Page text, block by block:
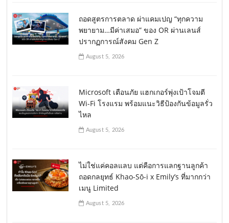
ถอดสูตรการตลาด ผ่าแคมเปญ “ทุกความ
พยายาม…มีค่าเสมอ” ของ OR ผ่านเลนส์
ปรากฏการณ์สังคม Gen Z
August 5, 2026
Microsoft เตือนภัย แฮกเกอร์พุ่งเป้าโจมตี
Wi-Fi โรงแรม พร้อมแนะวิธีป้องกันข้อมูลรั่ว
ไหล
August 5, 2026
ไม่ใช่แค่คอลแลบ แต่คือการแลกฐานลูกค้า
ถอดกลยุทธ์ Khao-Sō-i x Emily’s ที่มากกว่า
เมนู Limited
August 5, 2026